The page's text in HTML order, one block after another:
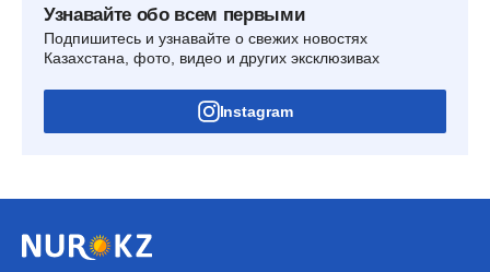
Узнавайте обо всем первыми
Подпишитесь и узнавайте о свежих новостях
Казахстана, фото, видео и других эксклюзивах
Instagram